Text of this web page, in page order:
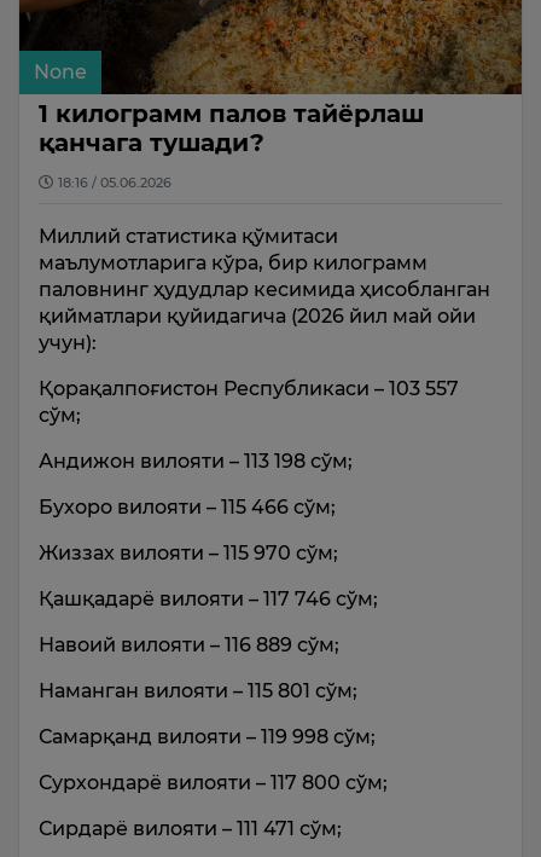
None
1 килограмм палов тайёрлаш
қанчага тушади?
18:16 / 05.06.2026
Миллий статистика қўмитаси
маълумотларига кўра, бир килограмм
паловнинг ҳудудлар кесимида ҳисобланган
қийматлари қуйидагича (2026 йил май ойи
учун):
Қорақалпоғистон Республикаси – 103 557
сўм;
Андижон вилояти – 113 198 сўм;
Бухоро вилояти – 115 466 сўм;
Жиззах вилояти – 115 970 сўм;
Қашқадарё вилояти – 117 746 сўм;
Навоий вилояти – 116 889 сўм;
Наманган вилояти – 115 801 сўм;
Самарқанд вилояти – 119 998 сўм;
Сурхондарё вилояти – 117 800 сўм;
Сирдарё вилояти – 111 471 сўм;